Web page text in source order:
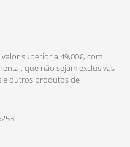
superior a 49,00€, com
que não sejam exclusivas
e outros produtos de